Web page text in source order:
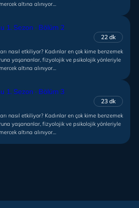
altına alınıyor…
22 dk
nasıl etkiliyor? Kadınlar en çok kime benzemek
yaşananlar, fizyolojik ve psikolojik yönleriyle
altına alınıyor…
23 dk
nasıl etkiliyor? Kadınlar en çok kime benzemek
yaşananlar, fizyolojik ve psikolojik yönleriyle
altına alınıyor…